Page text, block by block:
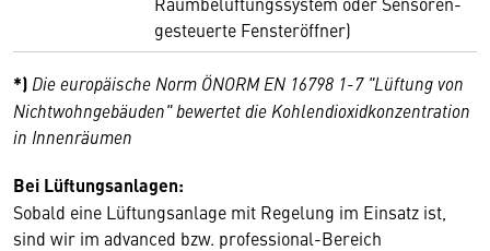
gesteuerte Fensteröffner)
*) Die europäische Norm ÖNORM EN 16798 1-7 "Lüftung von
Nichtwohngebäuden" bewertet die Kohlendioxidkonzentration
in Innenräumen
Bei Lüftungsanlagen:
Sobald eine Lüftungsanlage mit Regelung im Einsatz ist,
sind wir im advanced bzw. professional-Bereich